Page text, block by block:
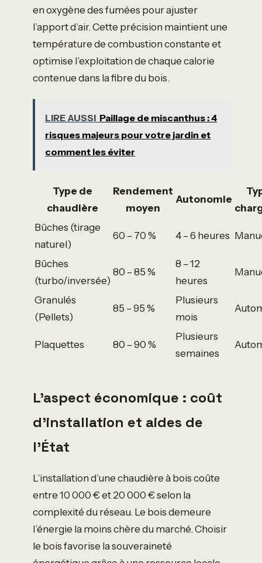
en oxygène des fumées pour ajuster
l’apport d’air. Cette précision maintient une
température de combustion constante et
optimise l’exploitation de chaque calorie
contenue dans la fibre du bois.
LIRE AUSSI Paillage de miscanthus : 4
risques majeurs pour votre jardin et
comment les éviter
Type de
chaudière
Rendement
moyen
Autonomie
Bûches (tirage
naturel)
60 – 70 % 4 – 6 heures
Bûches
(turbo/inversée)
80 – 85 %
8 – 12
heures
Granulés
(Pellets)
85 – 95 %
Plusieurs
mois
Plaquettes 80 – 90 %
Plusieurs
semaines
L’aspect économique : coût
d’installation et aides de
l’État
L’installation d’une chaudière à bois coûte
entre 10 000 € et 20 000 € selon la
complexité du réseau. Le bois demeure
l’énergie la moins chère du marché. Choisir
le bois favorise la souveraineté